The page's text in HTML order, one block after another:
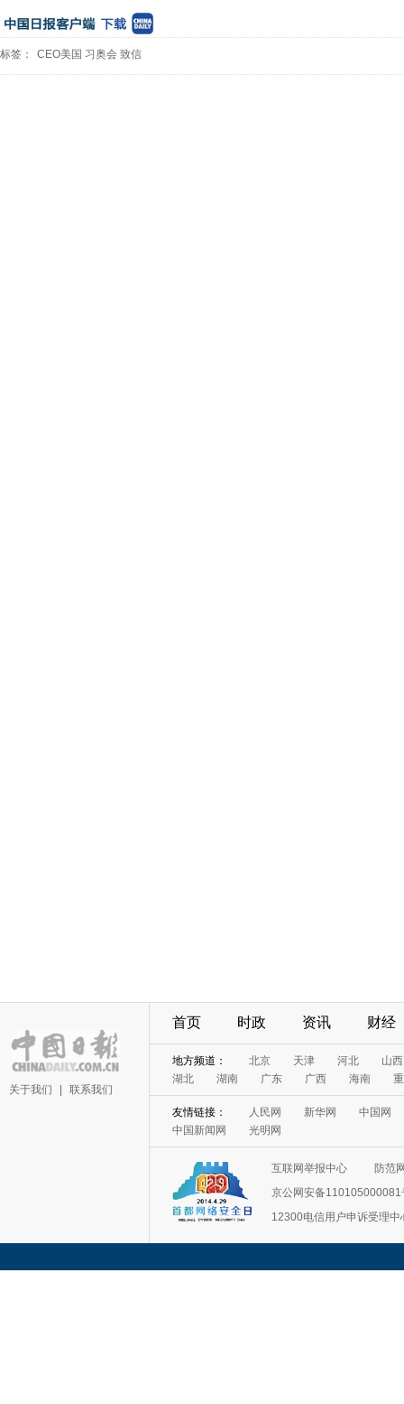
标签： CEO美国 习奥会 致信
关于我们 联系我们
首页 时政 资讯 财经
地方频道： 北京 天津 河北
山西
湖北
湖南 广东 广西 海南
友情链接： 人民网 新华网
中国网
中国新闻网
光明网
互联网举报中心
防范
京公网安备110105000081
12300电信用户申诉受理中